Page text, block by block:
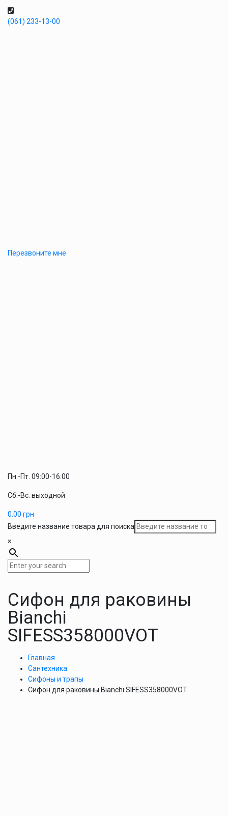
(061) 233-13-00
Перезвоните мне
Пн.-Пт. 09:00-16:00
Сб.-Вс. выходной
0.00 грн
Введите название товара для поиска
×
Сифон для раковины
Bianchi
SIFESS358000VOT
Главная
Сантехника
Сифоны и трапы
Сифон для раковины Bianchi SIFESS358000VOT